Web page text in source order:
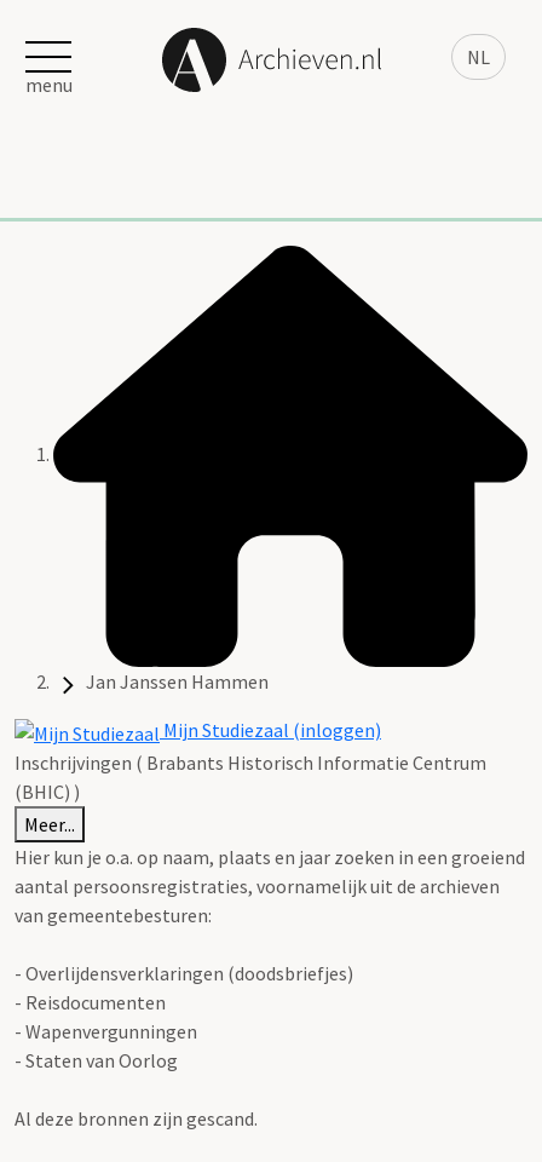
NL
menu
Jan Janssen Hammen
Mijn Studiezaal (inloggen)
Inschrijvingen ( Brabants Historisch Informatie Centrum
(BHIC) )
Meer...
Hier kun je o.a. op naam, plaats en jaar zoeken in een groeiend
aantal persoonsregistraties, voornamelijk uit de archieven
van gemeentebesturen:
- Overlijdensverklaringen (doodsbriefjes)
- Reisdocumenten
- Wapenvergunningen
- Staten van Oorlog
Al deze bronnen zijn gescand.